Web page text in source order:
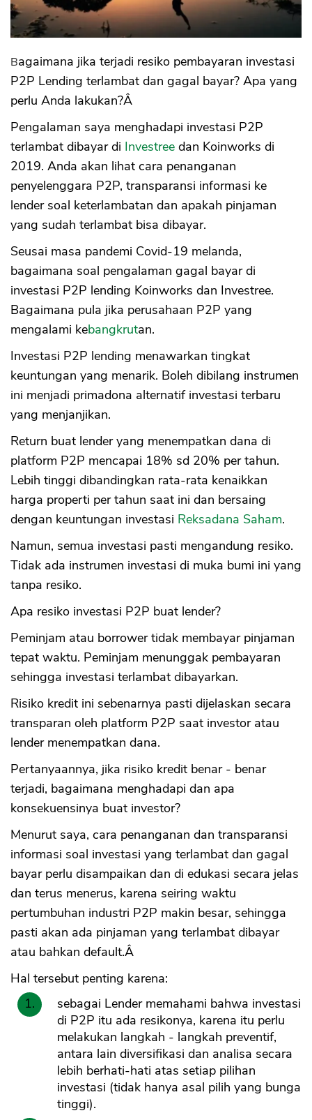
#3 Pelajari Baik - Baik Peminjam (Super
Penting!)
#5 Rating A Tidak Menjamin Tidak Gagal
Bayar
Resiko Platform P2P Lending Bangkrut,
Bubar
Kesimpulan
Bagaimana jika terjadi resiko pembayaran investasi
P2P Lending terlambat dan gagal bayar? Apa yang
perlu Anda lakukan?Â
Pengalaman saya menghadapi investasi P2P
terlambat dibayar di Investree dan Koinworks di
2019. Anda akan lihat cara penanganan
penyelenggara P2P, transparansi informasi ke
lender soal keterlambatan dan apakah pinjaman
yang sudah terlambat bisa dibayar.
Seusai masa pandemi Covid-19 melanda,
bagaimana soal pengalaman gagal bayar di
investasi P2P lending Koinworks dan Investree.
Bagaimana pula jika perusahaan P2P yang
mengalami kebangkrutan.
Investasi P2P lending menawarkan tingkat
keuntungan yang menarik. Boleh dibilang instrumen
ini menjadi primadona alternatif investasi terbaru
yang menjanjikan.
Return buat lender yang menempatkan dana di
platform P2P mencapai 18% sd 20% per tahun.
Lebih tinggi dibandingkan rata-rata kenaikkan
harga properti per tahun saat ini dan bersaing
dengan keuntungan investasi Reksadana Saham.
Namun, semua investasi pasti mengandung resiko.
Tidak ada instrumen investasi di muka bumi ini yang
tanpa resiko.
Apa resiko investasi P2P buat lender?
Peminjam atau borrower tidak membayar pinjaman
tepat waktu. Peminjam menunggak pembayaran
sehingga investasi terlambat dibayarkan.
Risiko kredit ini sebenarnya pasti dijelaskan secara
transparan oleh platform P2P saat investor atau
lender menempatkan dana.
Pertanyaannya, jika risiko kredit benar - benar
terjadi, bagaimana menghadapi dan apa
konsekuensinya buat investor?
Menurut saya, cara penanganan dan transparansi
informasi soal investasi yang terlambat dan gagal
bayar perlu disampaikan dan di edukasi secara jelas
dan terus menerus, karena seiring waktu
pertumbuhan industri P2P makin besar, sehingga
pasti akan ada pinjaman yang terlambat dibayar
atau bahkan default.Â
Hal tersebut penting karena:
sebagai Lender memahami bahwa investasi
di P2P itu ada resikonya, karena itu perlu
melakukan langkah - langkah preventif,
antara lain diversifikasi dan analisa secara
lebih berhati-hati atas setiap pilihan
investasi (tidak hanya asal pilih yang bunga
tinggi).